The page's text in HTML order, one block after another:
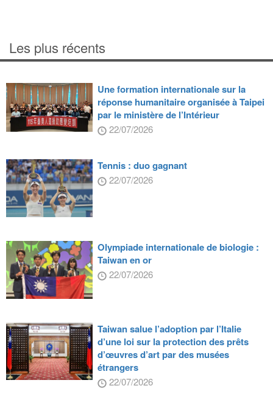
Les plus récents
Une formation internationale sur la
réponse humanitaire organisée à Taipei
par le ministère de l’Intérieur
22/07/2026
Tennis : duo gagnant
22/07/2026
Olympiade internationale de biologie :
Taiwan en or
22/07/2026
Taiwan salue l’adoption par l’Italie
d’une loi sur la protection des prêts
d’œuvres d’art par des musées
étrangers
22/07/2026